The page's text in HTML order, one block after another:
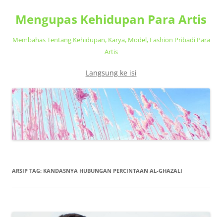
Mengupas Kehidupan Para Artis
Membahas Tentang Kehidupan, Karya, Model, Fashion Pribadi Para
Artis
Langsung ke isi
ARSIP TAG: KANDASNYA HUBUNGAN PERCINTAAN AL-GHAZALI